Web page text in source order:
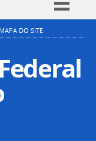
Simplifique!
Participe
à informação
Legislação
MAPA DO SITE